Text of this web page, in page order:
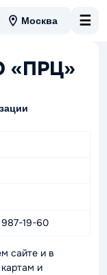
Москва ☰
«ПРЦ»
19-60
сайте и в
и